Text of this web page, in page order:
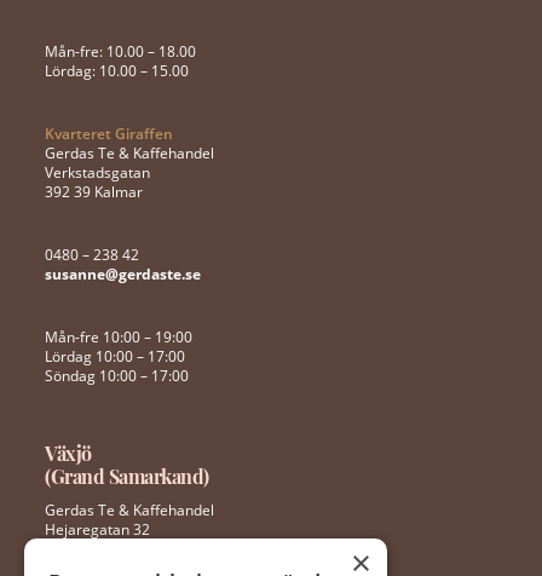
Mån-fre: 10.00 – 18.00
Lördag: 10.00 – 15.00
Kvarteret Giraffen
Gerdas Te & Kaffehandel
Verkstadsgatan
392 39 Kalmar
0480 – 238 42
susanne@gerdaste.se
Mån-fre 10:00 – 19:00
Lördag 10:00 – 17:00
Söndag 10:00 – 17:00
Växjö
(Grand Samarkand)
Gerdas Te & Kaffehandel
Hejaregatan 32
×